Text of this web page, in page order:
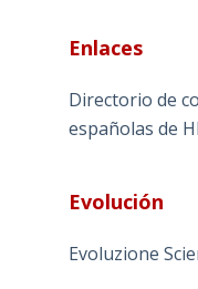
Enlaces
Directorio de
españolas de
Evolución
Evoluzione